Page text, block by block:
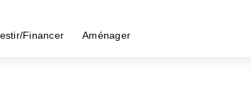
Financer Aménager